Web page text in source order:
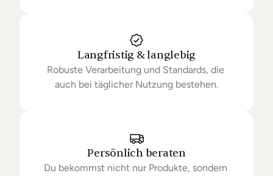
Langfristig & langlebig
Robuste Verarbeitung und Standards, die
auch bei täglicher Nutzung bestehen.
Persönlich beraten
Du bekommst nicht nur Produkte, sondern